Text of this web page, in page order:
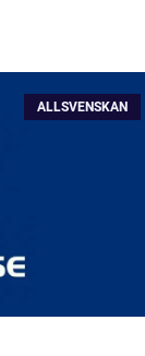
ALLSVENSKAN